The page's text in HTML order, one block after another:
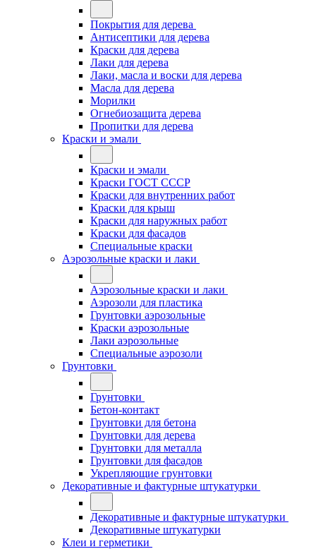
Покрытия для дерева
Антисептики для дерева
Краски для дерева
Лаки для дерева
Лаки, масла и воски для дерева
Масла для дерева
Морилки
Огнебиозащита дерева
Пропитки для дерева
Краски и эмали
Краски и эмали
Краски ГОСТ СССР
Краски для внутренних работ
Краски для крыш
Краски для наружных работ
Краски для фасадов
Специальные краски
Аэрозольные краски и лаки
Аэрозольные краски и лаки
Аэрозоли для пластика
Грунтовки аэрозольные
Краски аэрозольные
Лаки аэрозольные
Специальные аэрозоли
Грунтовки
Грунтовки
Бетон-контакт
Грунтовки для бетона
Грунтовки для дерева
Грунтовки для металла
Грунтовки для фасадов
Укрепляющие грунтовки
Декоративные и фактурные штукатурки
Декоративные и фактурные штукатурки
Декоративные штукатурки
Клеи и герметики